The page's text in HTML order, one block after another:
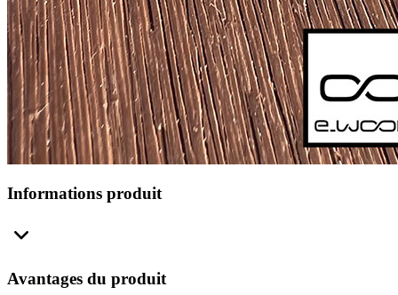
Informations produit
Avantages du produit